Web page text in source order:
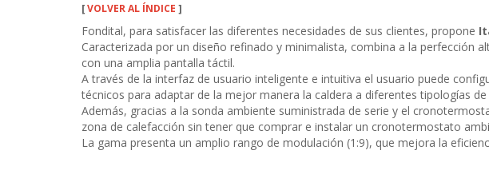
[VOLVER AL ÍNDICE ]
Fondital, para satisfacer las diferentes necesidades de sus clientes, propone
Caracterizada por un diseño refinado y minimalista, combina a la
con una amplia pantalla táctil.
A través de la interfaz de usuario inteligente e intuitiva el usuario puede
técnicos para adaptar de la mejor manera la caldera a diferentes tipologías de
Además, gracias a la sonda ambiente suministrada de serie y el
zona de calefacción sin tener que comprar e instalar un cronotermostato
La gama presenta un amplio rango de modulación (1:9), que mejora la